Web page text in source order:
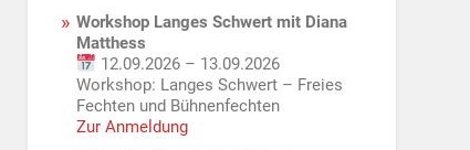
Workshop Langes Schwert mit Diana
Matthess
12.09.2026 – 13.09.2026
Workshop: Langes Schwert – Freies
Fechten und Bühnenfechten
Zur Anmeldung